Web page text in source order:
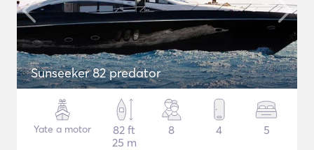
Sunseeker 82 predator
Yate a motor
82 ft
25 m
8 4 5